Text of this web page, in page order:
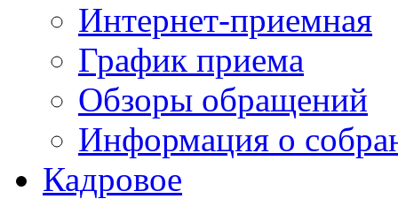
Интернет-приемная
График приема
Обзоры обращений
Информация о
Кадровое